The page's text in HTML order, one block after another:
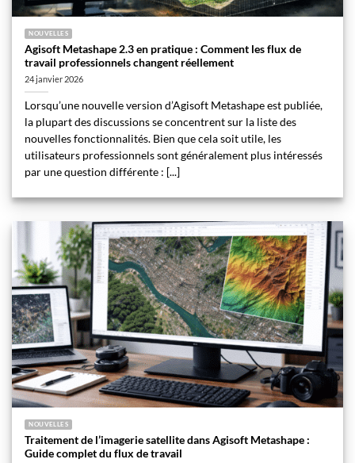
NOUVELLES
Agisoft Metashape 2.3 en pratique : Comment les flux de
travail professionnels changent réellement
24 janvier 2026
Lorsqu’une nouvelle version d’Agisoft Metashape est publiée,
la plupart des discussions se concentrent sur la liste des
nouvelles fonctionnalités. Bien que cela soit utile, les
utilisateurs professionnels sont généralement plus intéressés
par une question différente : [...]
NOUVELLES
Traitement de l’imagerie satellite dans Agisoft Metashape :
Guide complet du flux de travail